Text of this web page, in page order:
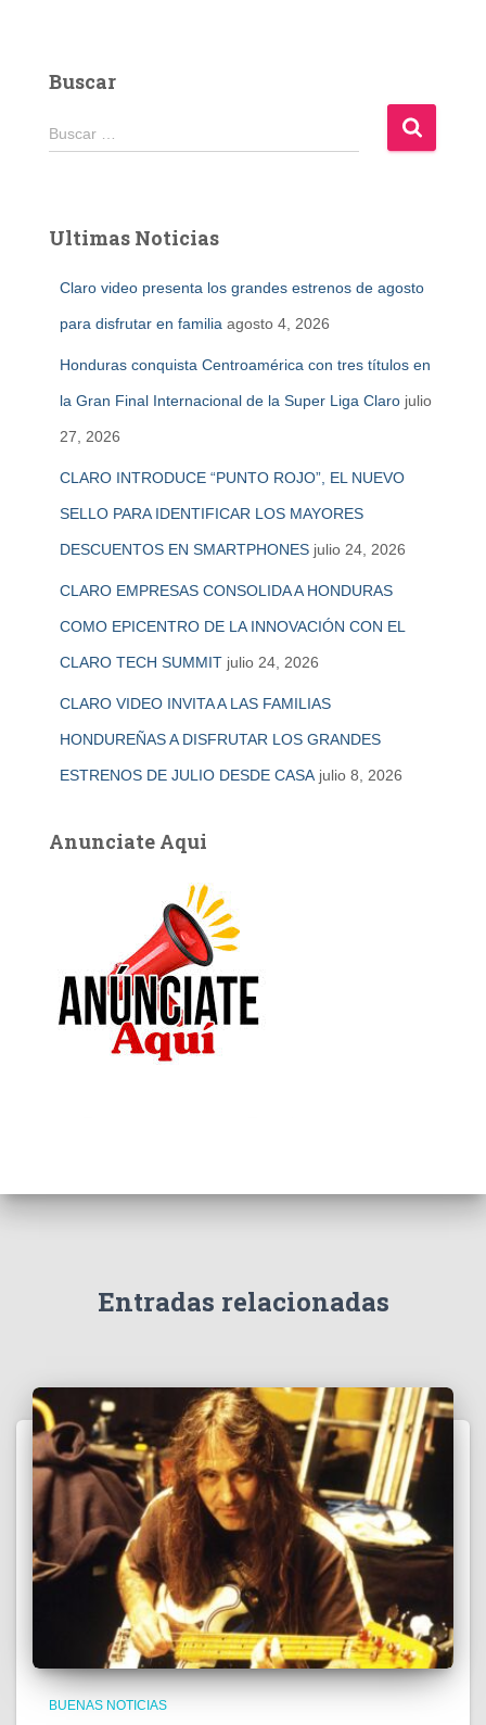
Buscar
B
u
r
Buscar …
Ultimas Noticias
Claro video presenta los grandes estrenos de agosto
para disfrutar en familia agosto 4, 2026
Honduras conquista Centroamérica con tres títulos en
la Gran Final Internacional de la Super Liga Claro julio
27, 2026
CLARO INTRODUCE “PUNTO ROJO”, EL NUEVO
SELLO PARA IDENTIFICAR LOS MAYORES
DESCUENTOS EN SMARTPHONES julio 24, 2026
CLARO EMPRESAS CONSOLIDA A HONDURAS
COMO EPICENTRO DE LA INNOVACIÓN CON EL
CLARO TECH SUMMIT julio 24, 2026
CLARO VIDEO INVITA A LAS FAMILIAS
HONDUREÑAS A DISFRUTAR LOS GRANDES
ESTRENOS DE JULIO DESDE CASA julio 8, 2026
Anunciate Aqui
Entradas relacionadas
BUENAS NOTICIAS